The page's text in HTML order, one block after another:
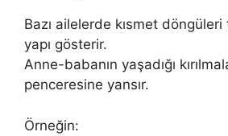
Bazı ailelerde kısmet
yapı gösterir.
Anne-babanın yaşadığı
penceresine yansır.
Örneğin: